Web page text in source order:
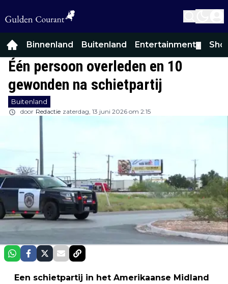
Binnenland Buitenland Entertainment
Één persoon overleden en 10
gewonden na schietpartij
Buitenland
door Redactie zaterdag, 13 juni 2026 om 2:15
Een schietpartij in het Amerikaanse Midland